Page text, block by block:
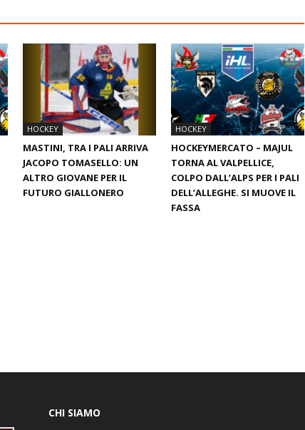
HOCKEY
MASTINI, TRA I PALI ARRIVA
JACOPO TOMASELLO: UN
ALTRO GIOVANE PER IL
FUTURO GIALLONERO
HOCKEY
HOCKEYMERCATO – MAJUL
TORNA AL VALPELLICE,
COLPO DALL’ALPS PER I PALI
DELL’ALLEGHE. SI MUOVE IL
FASSA
CHI SIAMO